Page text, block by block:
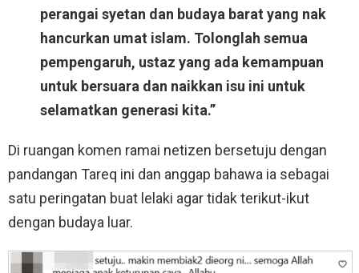
perangai syetan dan budaya barat yang nak
hancurkan umat islam. Tolonglah semua
pempengaruh, ustaz yang ada kemampuan
untuk bersuara dan naikkan isu ini untuk
selamatkan generasi kita.”
Di ruangan komen ramai netizen bersetuju dengan
pandangan Tareq ini dan anggap bahawa ia sebagai
satu peringatan buat lelaki agar tidak terikut-ikut
dengan budaya luar.